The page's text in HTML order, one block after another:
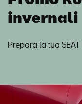
Configuratore
invernali
Prepara la tua